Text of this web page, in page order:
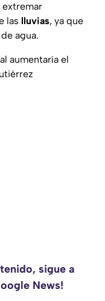
extremar
las lluvias, ya que
agua.
aumentaría el
sigue a
News!